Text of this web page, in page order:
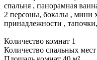
спальня , панорамная
2 персоны, бокалы , мини
принадлежности ,
Количество комнат 1
Количество спальных мест